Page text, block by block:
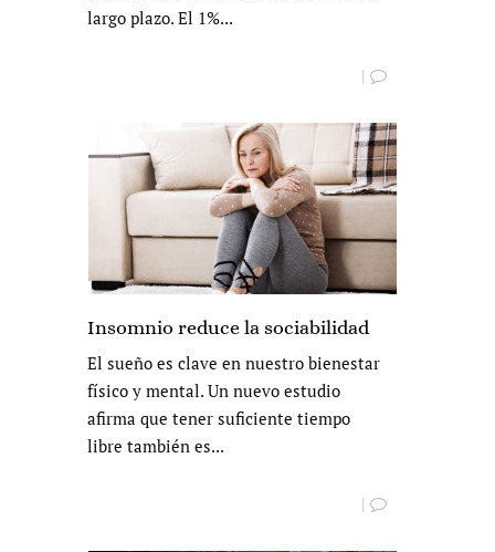
largo plazo. El 1%...
|
Insomnio reduce la sociabilidad
El sueño es clave en nuestro bienestar
físico y mental. Un nuevo estudio
afirma que tener suficiente tiempo
libre también es...
|